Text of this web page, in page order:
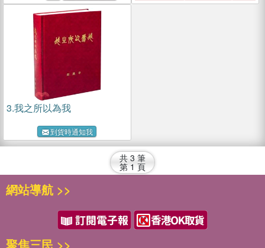
3.我之所以為我
到貨時通知我
共 3 筆
第 1 頁
網站導航 >>
聚焦三民 >>